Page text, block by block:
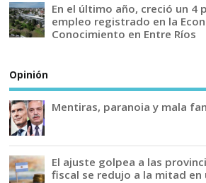
En el último año, creció un 4
empleo registrado en la
Conocimiento en Entre Ríos
Opinión
Mentiras, paranoia y mala
El ajuste golpea a las
fiscal se redujo a la mitad en